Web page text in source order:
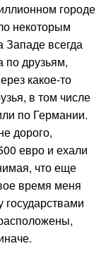
городе
некоторым
Западе всегда
по друзьям,
какое-то
в том числе
по Германии.
дорого,
евро и ехали
что еще
время меня